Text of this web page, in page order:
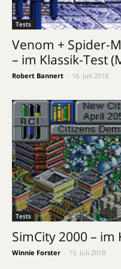
Tests
Venom + Spider-
– im Klassik-Test
Robert Bannert 16. Juli 2018
Tests
SimCity 2000 – im
Winnie Forster 15. Juli 2018